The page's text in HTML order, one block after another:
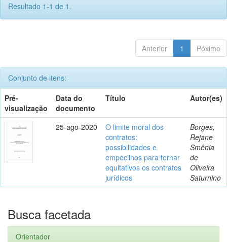
Resultado 1-1 de 1.
Anterior 1 Póximo
Conjunto de itens:
Pré-
visualização
Data do
documento
Título Autor(es)
25-ago-2020
O limite moral dos
contratos:
possibilidades e
empecilhos para tornar
equitativos os contratos
jurídicos
Borges,
Rejane
Smênia
de
Oliveira
Saturnino
Busca facetada
Orientador